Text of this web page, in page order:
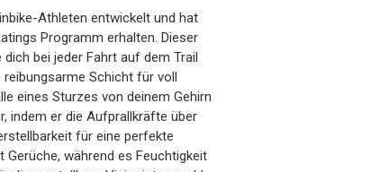
Athleten entwickelt und hat
Programm erhalten. Dieser
bei jeder Fahrt auf dem Trail
Schicht für voll
eines Sturzes von deinem Gehirn
indem er die Aufprallkräfte über
für eine perfekte
während es Feuchtigkeit